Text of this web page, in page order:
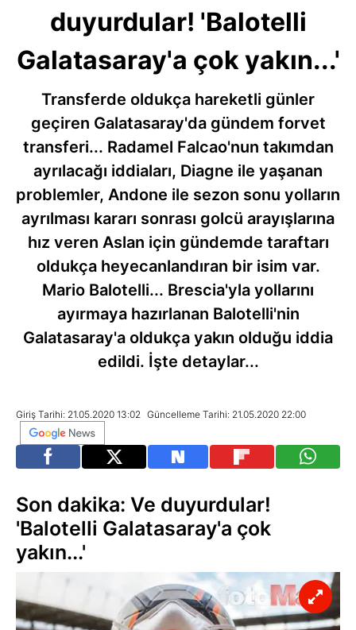
duyurdular! 'Balotelli
Galatasaray'a çok yakın...'
Transferde oldukça hareketli günler
geçiren Galatasaray'da gündem forvet
transferi... Radamel Falcao'nun takımdan
ayrılacağı iddiaları, Diagne ile yaşanan
problemler, Andone ile sezon sonu yolların
ayrılması kararı sonrası golcü arayışlarına
hız veren Aslan için gündemde taraftarı
oldukça heyecanlandıran bir isim var.
Mario Balotelli... Brescia'yla yollarını
ayırmaya hazırlanan Balotelli'nin
Galatasaray'a oldukça yakın olduğu iddia
edildi. İşte detaylar...
Giriş Tarihi: 21.05.2020 13:02 Güncelleme Tarihi: 21.05.2020 22:00
Son dakika: Ve duyurdular!
'Balotelli Galatasaray'a çok
yakın...'